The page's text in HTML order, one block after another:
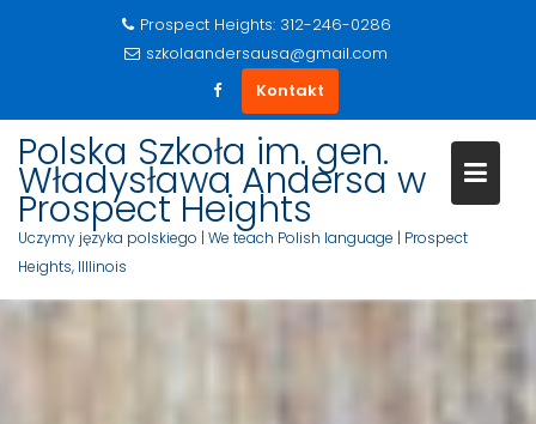
c
Prospect Heights: 312-246-0286
szkolaandersausa@gmail.com
Kontakt
Polska Szkoła im. gen.
Władysława Andersa w
Prospect Heights
Uczymy języka polskiego | We teach Polish language | Prospect
Heights, Illlinois